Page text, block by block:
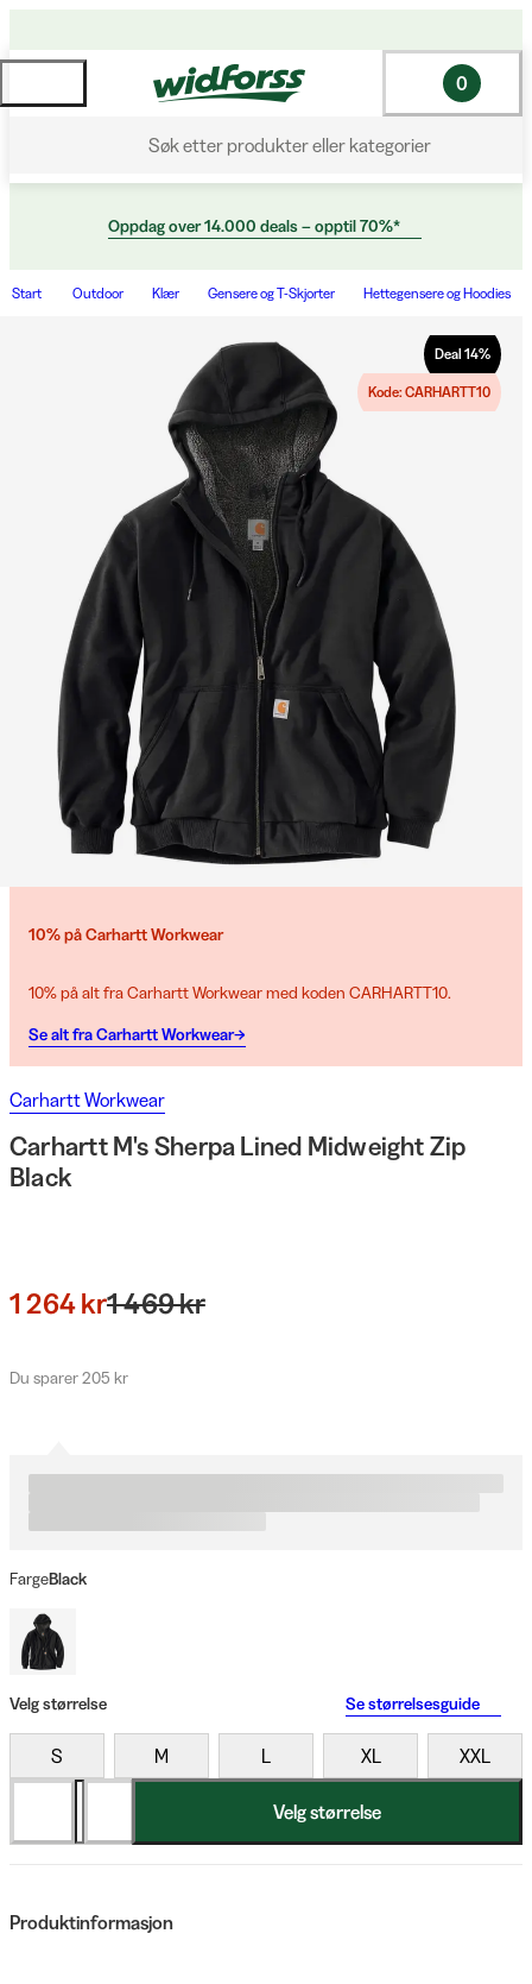
Søk etter produkter eller kategorier
0
Oppdag over 14.000 deals – opptil 70%*
Start Outdoor Klær Gensere og T-Skjorter Hettegensere og Hoodies
Deal 14%
Kode: CARHARTT10
10% på Carhartt Workwear
10% på alt fra Carhartt Workwear med koden CARHARTT10.
Se alt fra Carhartt Workwear→
Carhartt Workwear
Carhartt M's Sherpa Lined Midweight Zip
Black
1 264 kr1 469 kr
Du sparer 205 kr
FargeBlack
Velg størrelse Se størrelsesguide
S M L XL XXL
Velg størrelse
Produktinformasjon